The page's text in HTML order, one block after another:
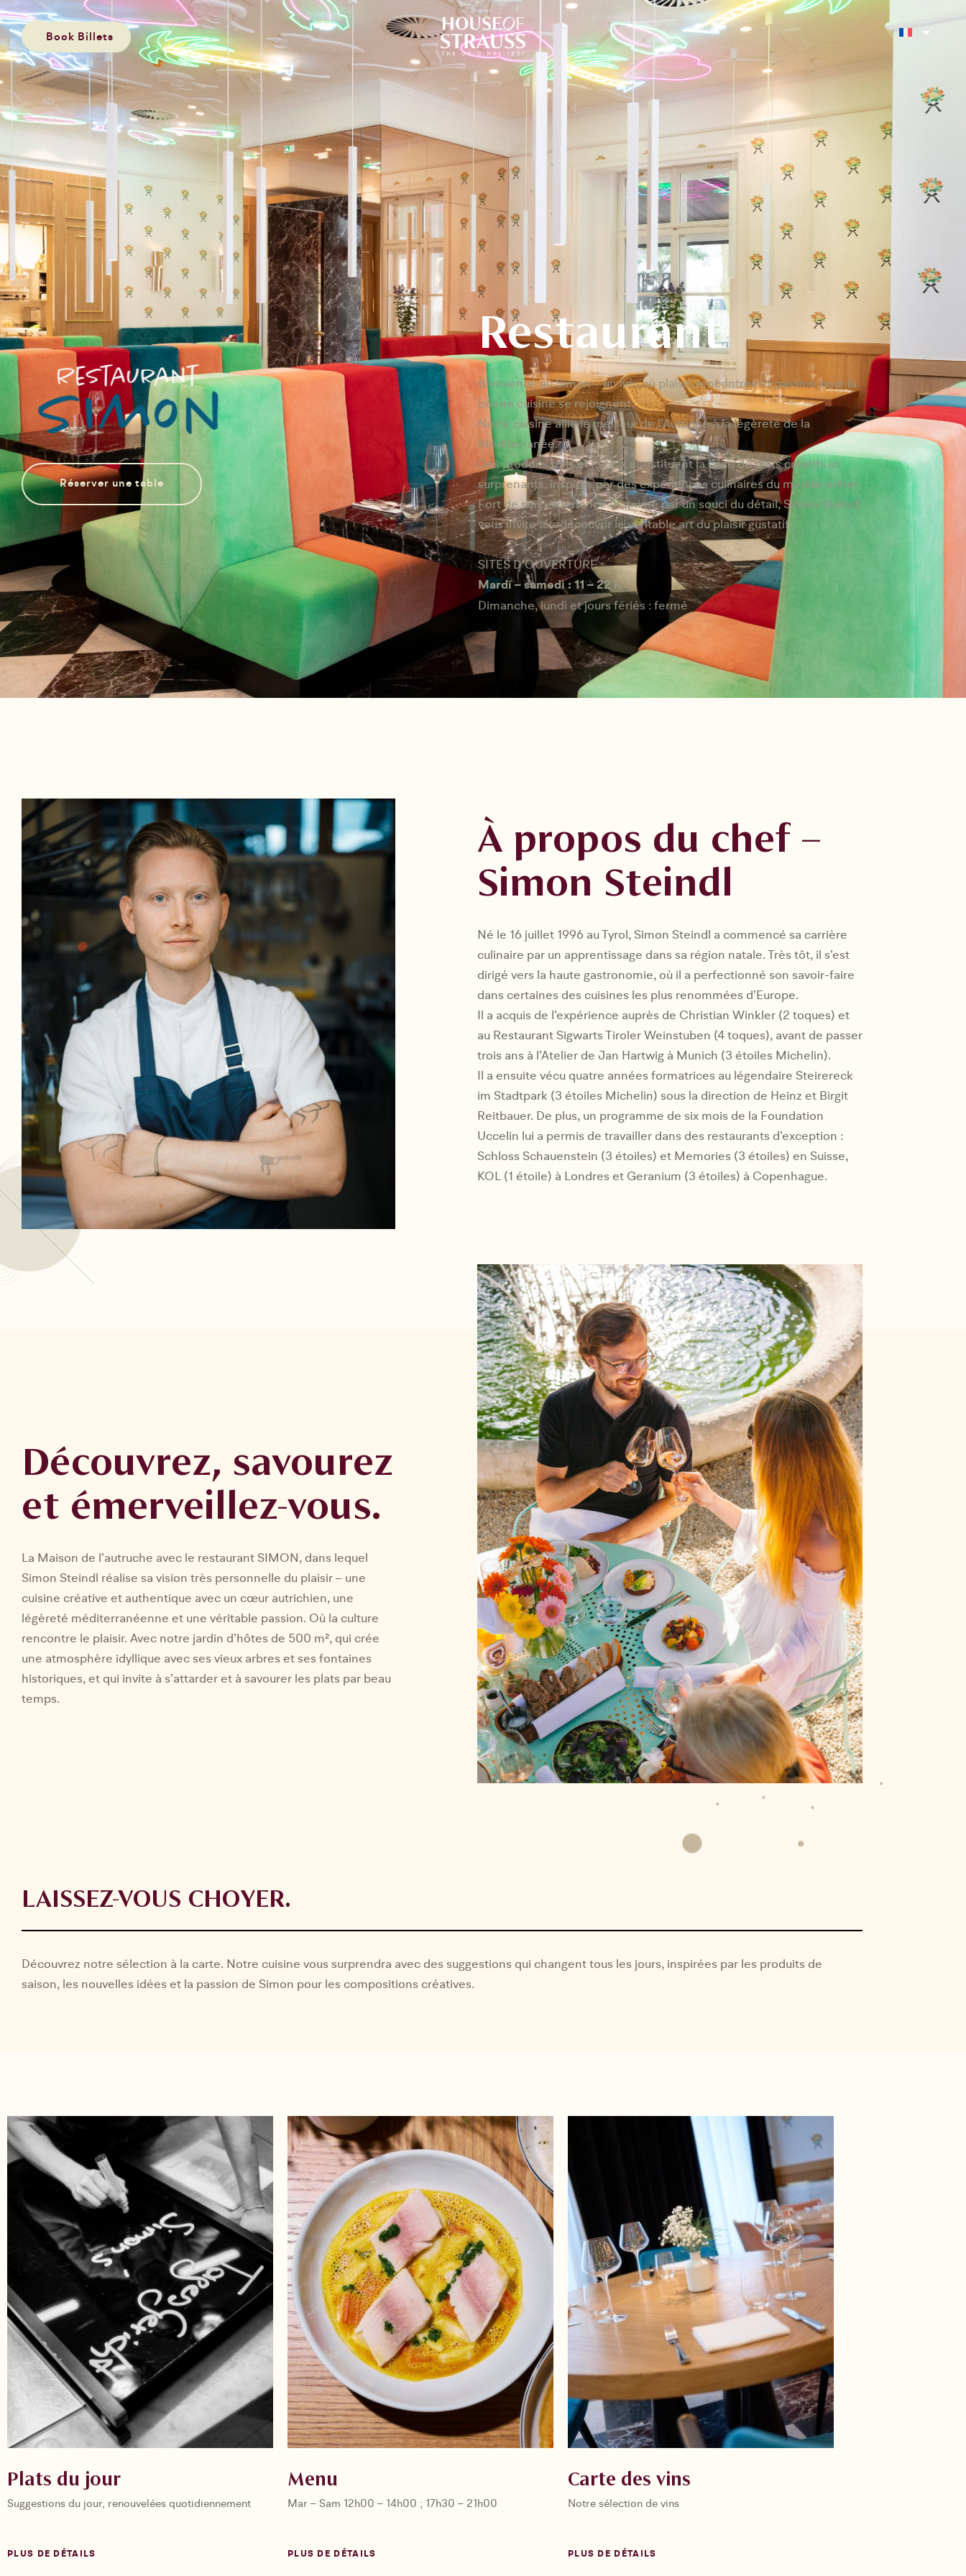
Book Billets
Réserver une table
Restaurant
Bienvenue au Simon – un lieu où plaisir, rencontres et passion pour la
bonne cuisine se rejoignent.
Notre cuisine allie le meilleur de l’Autriche à la légèreté de la
Méditerranée.
Des produits frais et locaux constituent la base de plats créatifs et
surprenants, inspirés par des expériences culinaires du monde entier.
Fort de son expérience et animé par un souci du détail, Simon Steindl
vous invite à redécouvrir le véritable art du plaisir gustatif.
SITES D’OUVERTURE :
Mardi – samedi : 11 – 22 h
Dimanche, lundi et jours fériés : fermé
À propos du chef –
Simon Steindl
Né le 16 juillet 1996 au Tyrol, Simon Steindl a commencé sa carrière
culinaire par un apprentissage dans sa région natale. Très tôt, il s’est
dirigé vers la haute gastronomie, où il a perfectionné son savoir-faire
dans certaines des cuisines les plus renommées d’Europe.
Il a acquis de l’expérience auprès de Christian Winkler (2 toques) et
au Restaurant Sigwarts Tiroler Weinstuben (4 toques), avant de passer
trois ans à l’Atelier de Jan Hartwig à Munich (3 étoiles Michelin).
Il a ensuite vécu quatre années formatrices au légendaire Steirereck
im Stadtpark (3 étoiles Michelin) sous la direction de Heinz et Birgit
Reitbauer. De plus, un programme de six mois de la Foundation
Uccelin lui a permis de travailler dans des restaurants d’exception :
Schloss Schauenstein (3 étoiles) et Memories (3 étoiles) en Suisse,
KOL (1 étoile) à Londres et Geranium (3 étoiles) à Copenhague.
Découvrez, savourez
et émerveillez-vous.
La Maison de l’autruche avec le restaurant SIMON, dans lequel
Simon Steindl réalise sa vision très personnelle du plaisir – une
cuisine créative et authentique avec un cœur autrichien, une
légèreté méditerranéenne et une véritable passion. Où la culture
rencontre le plaisir. Avec notre jardin d’hôtes de 500 m², qui crée
une atmosphère idyllique avec ses vieux arbres et ses fontaines
historiques, et qui invite à s’attarder et à savourer les plats par beau
temps.
LAISSEZ-VOUS CHOYER.
Découvrez notre sélection à la carte. Notre cuisine vous surprendra avec des suggestions qui changent tous les jours, inspirées par les produits de
saison, les nouvelles idées et la passion de Simon pour les compositions créatives.
Plats du jour
Suggestions du jour, renouvelées quotidiennement
PLUS DE DÉTAILS
Menu
Mar – Sam 12h00 – 14h00 ; 17h30 – 21h00
PLUS DE DÉTAILS
Carte des vins
Notre sélection de vins
PLUS DE DÉTAILS